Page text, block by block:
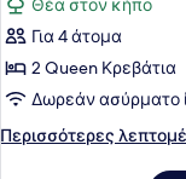
φωτογραφιών
για
Δίκλινο
Δωμάτιο
(Double),
Θέα στον κήπο
Για 4 άτομα
2 Queen Κρεβάτια
Δωρεάν ασύρματο
Περισσότερες
Περισσότερες